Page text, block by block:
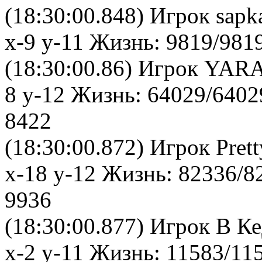
(18:30:00.848) Игрок
x-9 y-11 Жизнь: 9819/
(18:30:00.86) Игрок
8 y-12 Жизнь: 64029/
8422
(18:30:00.872) Игрок
x-18 y-12 Жизнь: 82336/
9936
(18:30:00.877) Игрок В
x-2 y-11 Жизнь: 11583/